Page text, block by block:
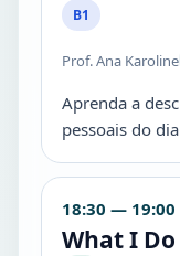
B1
Prof. Ana Karoline
Aprenda a
pessoais do
18:30 — 19:00
What I